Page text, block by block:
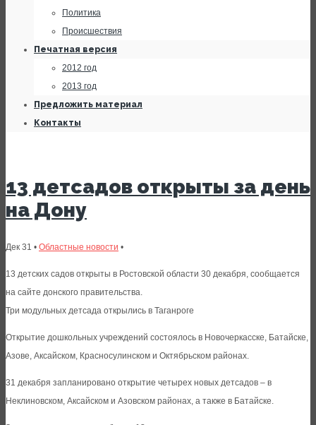
Политика
Происшествия
Печатная версия
2012 год
2013 год
Предложить материал
Контакты
13 детсадов открыты за день
на Дону
Дек 31 • Областные новости •
13 детских садов открыты в Ростовской области 30 декабря, сообщается
на сайте донского правительства.
Три модульных детсада открылись в Таганроге
Открытие дошкольных учреждений состоялось в Новочеркасске, Батайске,
Азове, Аксайском, Красносулинском и Октябрьском районах.
31 декабря запланировано открытие четырех новых детсадов – в
Неклиновском, Аксайском и Азовском районах, а также в Батайске.